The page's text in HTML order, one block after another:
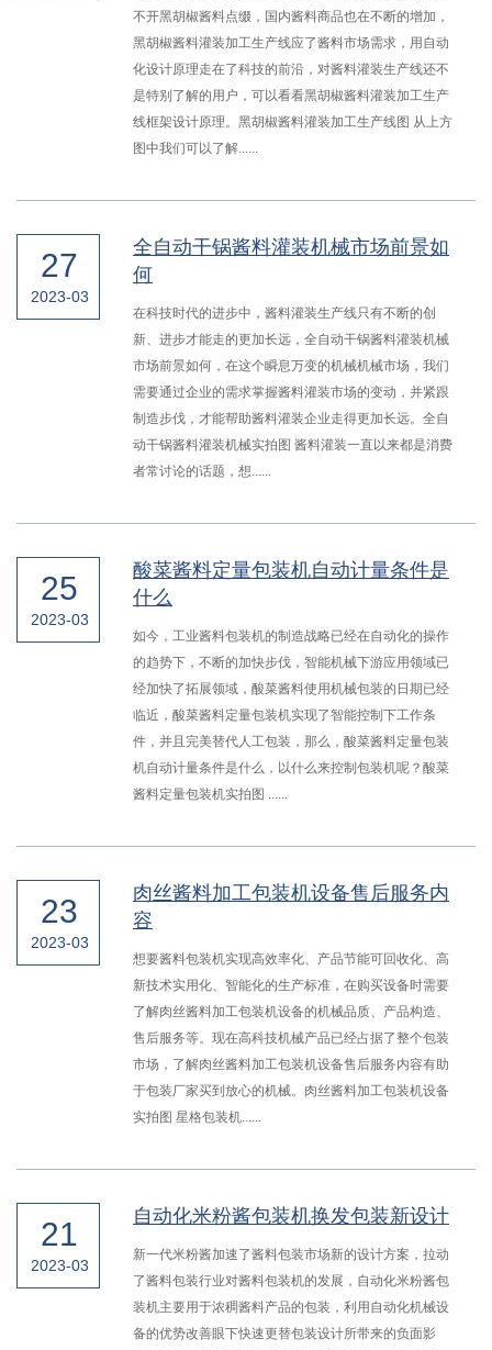
不开黑胡椒酱料点缀，国内酱料商品也在不断的增加，
黑胡椒酱料灌装加工生产线应了酱料市场需求，用自动
化设计原理走在了科技的前沿，对酱料灌装生产线还不
是特别了解的用户，可以看看黑胡椒酱料灌装加工生产
线框架设计原理。黑胡椒酱料灌装加工生产线图 从上方
图中我们可以了解......
27
2023-03
全自动干锅酱料灌装机械市场前景如
何
在科技时代的进步中，酱料灌装生产线只有不断的创
新、进步才能走的更加长远，全自动干锅酱料灌装机械
市场前景如何，在这个瞬息万变的机械机械市场，我们
需要通过企业的需求掌握酱料灌装市场的变动，并紧跟
制造步伐，才能帮助酱料灌装企业走得更加长远。全自
动干锅酱料灌装机械实拍图 酱料灌装一直以来都是消费
者常讨论的话题，想......
25
2023-03
酸菜酱料定量包装机自动计量条件是
什么
如今，工业酱料包装机的制造战略已经在自动化的操作
的趋势下，不断的加快步伐，智能机械下游应用领域已
经加快了拓展领域，酸菜酱料使用机械包装的日期已经
临近，酸菜酱料定量包装机实现了智能控制下工作条
件，并且完美替代人工包装，那么，酸菜酱料定量包装
机自动计量条件是什么，以什么来控制包装机呢？酸菜
酱料定量包装机实拍图 ......
23
2023-03
肉丝酱料加工包装机设备售后服务内
容
想要酱料包装机实现高效率化、产品节能可回收化、高
新技术实用化、智能化的生产标准，在购买设备时需要
了解肉丝酱料加工包装机设备的机械品质、产品构造、
售后服务等。现在高科技机械产品已经占据了整个包装
市场，了解肉丝酱料加工包装机设备售后服务内容有助
于包装厂家买到放心的机械。肉丝酱料加工包装机设备
实拍图 星格包装机......
21
2023-03
自动化米粉酱包装机换发包装新设计
新一代米粉酱加速了酱料包装市场新的设计方案，拉动
了酱料包装行业对酱料包装机的发展，自动化米粉酱包
装机主要用于浓稠酱料产品的包装，利用自动化机械设
备的优势改善眼下快速更替包装设计所带来的负面影